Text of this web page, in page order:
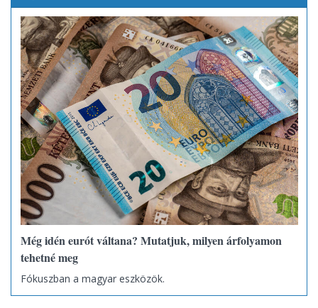
Még idén eurót váltana? Mutatjuk, milyen árfolyamon
tehetné meg
Fókuszban a magyar eszközök.